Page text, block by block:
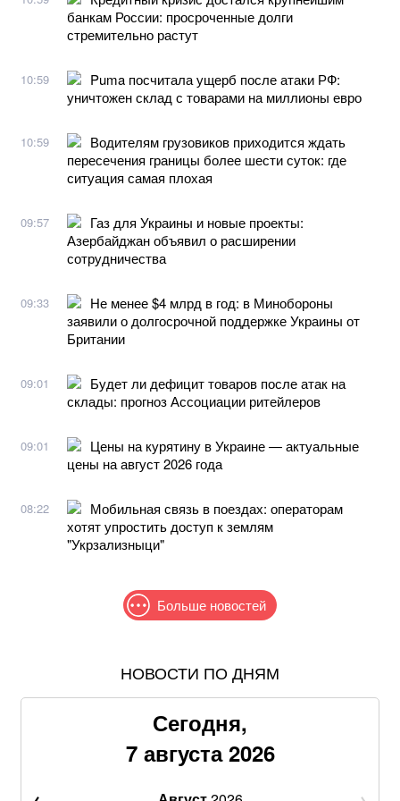
банкам России: просроченные долги
стремительно растут
10:59
Puma посчитала ущерб после атаки РФ:
уничтожен склад с товарами на миллионы евро
10:59
Водителям грузовиков приходится ждать
пересечения границы более шести суток: где
ситуация самая плохая
09:57
Газ для Украины и новые проекты:
Азербайджан объявил о расширении
сотрудничества
09:33
Не менее $4 млрд в год: в Минобороны
заявили о долгосрочной поддержке Украины от
Британии
09:01
Будет ли дефицит товаров после атак на
склады: прогноз Ассоциации ритейлеров
09:01
Цены на курятину в Украине — актуальные
цены на август 2026 года
08:22
Мобильная связь в поездах: операторам
хотят упростить доступ к землям
"Укрзализныци"
Больше новостей
Жителям шести областей окажут новую денежную
Продать квартиру станет сложнее: для украинцев
введут новые проверки
НОВОСТИ ПО ДНЯМ
Сегодня,
7 августа 2026